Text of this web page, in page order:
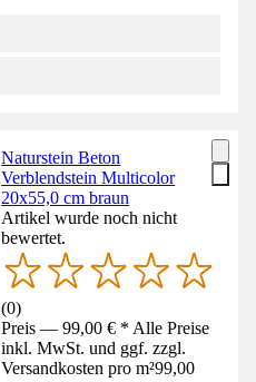
Naturstein Beton
Verblendstein Multicolor
20x55,0 cm braun
Artikel wurde noch nicht
bewertet.
(0)
Preis — 99,00 € * Alle Preise
inkl. MwSt. und ggf. zzgl.
Versandkosten pro m²99,00